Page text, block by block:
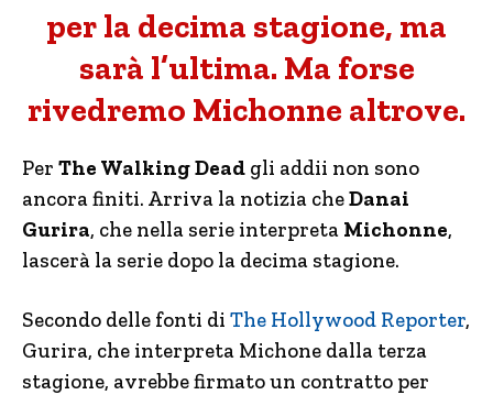
per la decima stagione, ma
sarà l’ultima. Ma forse
rivedremo Michonne altrove.
Per The Walking Dead gli addii non sono
ancora finiti. Arriva la notizia cheDanai
Gurira, che nella serie interpreta Michonne,
lascerà la serie dopo la decima stagione.
Secondo delle fonti di The Hollywood Reporter,
Gurira, che interpreta Michone dalla terza
stagione, avrebbe firmato un contratto per